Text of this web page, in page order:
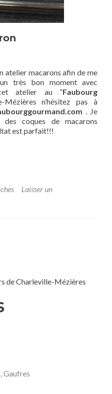
atelier macarons afin de me
un très bon moment avec
atelier au “Faubourg
Mézières n’hésitez pas à
. Je
coques de macarons
est parfait!!!
Laisser un
de Charleville-Mézières
Gaufres